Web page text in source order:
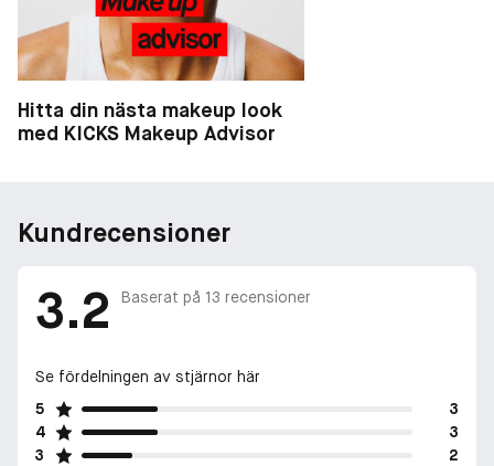
Hitta din nästa makeup look
med KICKS Makeup Advisor
Kundrecensioner
3.2 Baserat på 13 recensioner
Se fördelningen av stjärnor här
5
3
4
3
3
2